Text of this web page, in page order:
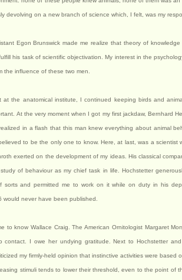
devolving on a new branch of science which, I felt, was my
Egon Brunswick made me realize that theory of
his task of scientific objectivation. My interest in the
the influence of these two men.
at the anatomical institute, I continued keeping birds and
At the very moment when I got my first jackdaw, Bernhard
in a flash that this man knew everything about animal
to be the only one to know. Here, at last, was a scientist
exerted on the development of my ideas. His classical
of behaviour as my chief task in life. Hochstetter
sorts and permitted me to work on it while on duty in his
never have been published.
to know Wallace Craig. The American Ornitologist Margaret
contact. I owe her undying gratitude. Next to Hochstetter
my firmly-held opinion that instinctive activities were based
stimuli tends to lower their threshold, even to the point of